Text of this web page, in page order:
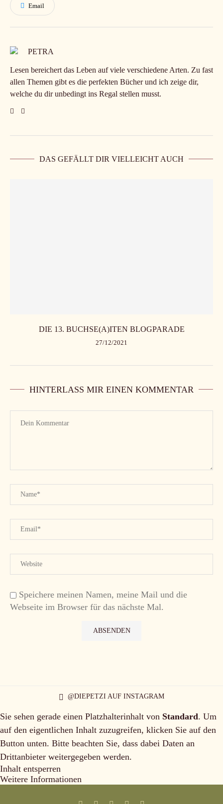
Email
PETRA
Lesen bereichert das Leben auf viele verschiedene Arten. Zu fast
allen Themen gibt es die perfekten Bücher und ich zeige dir,
welche du dir unbedingt ins Regal stellen musst.
DAS GEFÄLLT DIR VIELLEICHT AUCH
DIE 13. BUCHSE(A)ITEN BLOGPARADE
27/12/2021
HINTERLASS MIR EINEN KOMMENTAR
Speichere meinen Namen, meine Mail und die
Webseite im Browser für das nächste Mal.
@DIEPETZI AUF INSTAGRAM
Sie sehen gerade einen Platzhalterinhalt von Standard. Um
auf den eigentlichen Inhalt zuzugreifen, klicken Sie auf den
Button unten. Bitte beachten Sie, dass dabei Daten an
Drittanbieter weitergegeben werden.
Inhalt entsperren
Weitere Informationen